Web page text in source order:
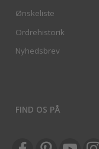
Ønskeliste
Ordrehistorik
Nyhedsbrev
FIND OS PÅ